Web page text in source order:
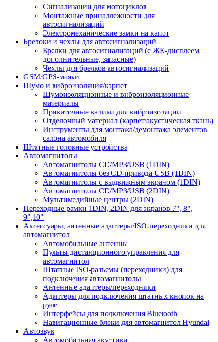
Сигнализации для мотоциклов
Монтажные принадлежности для
автосигнализаций
Электромеханические замки на капот
Брелоки и чехлы для автосигнализаций
Брелки для автосигнализаций (с ЖК-дисплеем,
дополнительные, запасные)
Чехлы для брелков автосигнализаций
GSM/GPS-маяки
Шумо и виброизоляция/карпет
Шумоизоляционные и виброизоляционные
материалы
Прикаточные валики для виброизоляции
Отделочный материал (карпет/акустическая ткань)
Инструменты для монтажа/демонтажа элементов
салона автомобиля
Штатные головные устройства
Автомагнитолы
Автомагнитолы CD/MP3/USB (1DIN)
Автомагнитолы без CD-привода USB (1DIN)
Автомагнитолы с выдвижным экраном (1DIN)
Автомагнитолы CD/MP3/USB (2DIN)
Мультимедийные центры (2DIN)
Переходные рамки 1DIN, 2DIN для экранов 7", 8",
9",10"
Аксессуары, антенные адаптеры/ISO-переходники для
автомагнитол
Автомобильные антенны
Пульты дистанционного управления для
автомагнитол
Штатные ISO-разъемы (переходники) для
подключения автомагнитолы
Антенные адаптеры/переходники
Адаптеры для подключения штатных кнопок на
руле
Интерфейсы для подключения Bluetooth
Навигационные блоки для автомагнитол Hyundai
Автозвук
Автомобильная акустика